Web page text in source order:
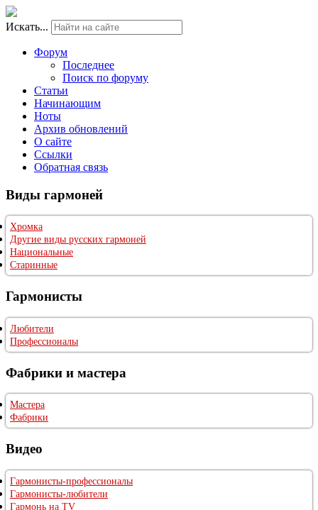
Искать...
Форум
Последнее
Поиск по форуму
Статьи
Начинающим
Ноты
Архив обновлений
О сайте
Ссылки
Обратная связь
Виды гармоней
Хромка
Другие виды русских гармоней
Национальные
Старинные
Гармонисты
Любители
Профессионалы
Фабрики и мастера
Мастера
Фабрики
Видео
Гармонисты-профессионалы
Гармонисты-любители
Гармонь на TV